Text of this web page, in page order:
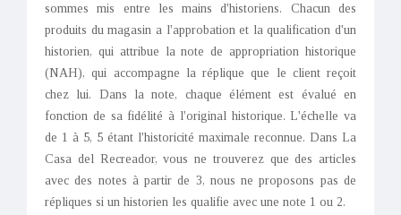
sommes mis entre les mains d'historiens. Chacun des
produits du magasin a l'approbation et la qualification d'un
historien, qui attribue la note de appropriation historique
(NAH), qui accompagne la réplique que le client reçoit
chez lui. Dans la note, chaque élément est évalué en
fonction de sa fidélité à l'original historique. L'échelle va
de 1 à 5, 5 étant l'historicité maximale reconnue. Dans La
Casa del Recreador, vous ne trouverez que des articles
avec des notes à partir de 3, nous ne proposons pas de
répliques si un historien les qualifie avec une note 1 ou 2.